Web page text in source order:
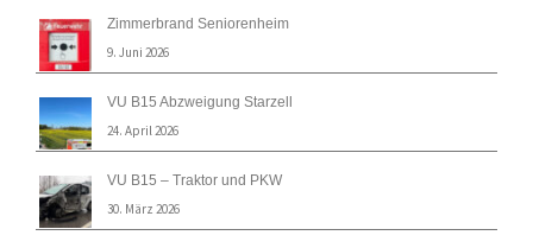
Zimmerbrand Seniorenheim
9. Juni 2026
VU B15 Abzweigung Starzell
24. April 2026
VU B15 – Traktor und PKW
30. März 2026